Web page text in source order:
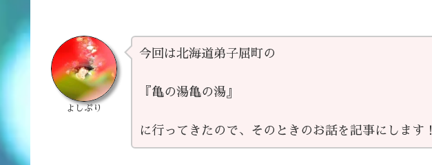
よしぷり
今回は北海道弟子屈町の
『亀の湯亀の湯』
に行ってきたので、そのときのお話を記事にします！